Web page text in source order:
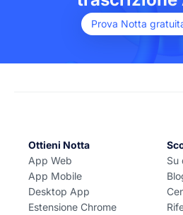
Prova Notta
Ottieni Notta
App Web
App Mobile
Desktop App
Estensione Chrome
Su